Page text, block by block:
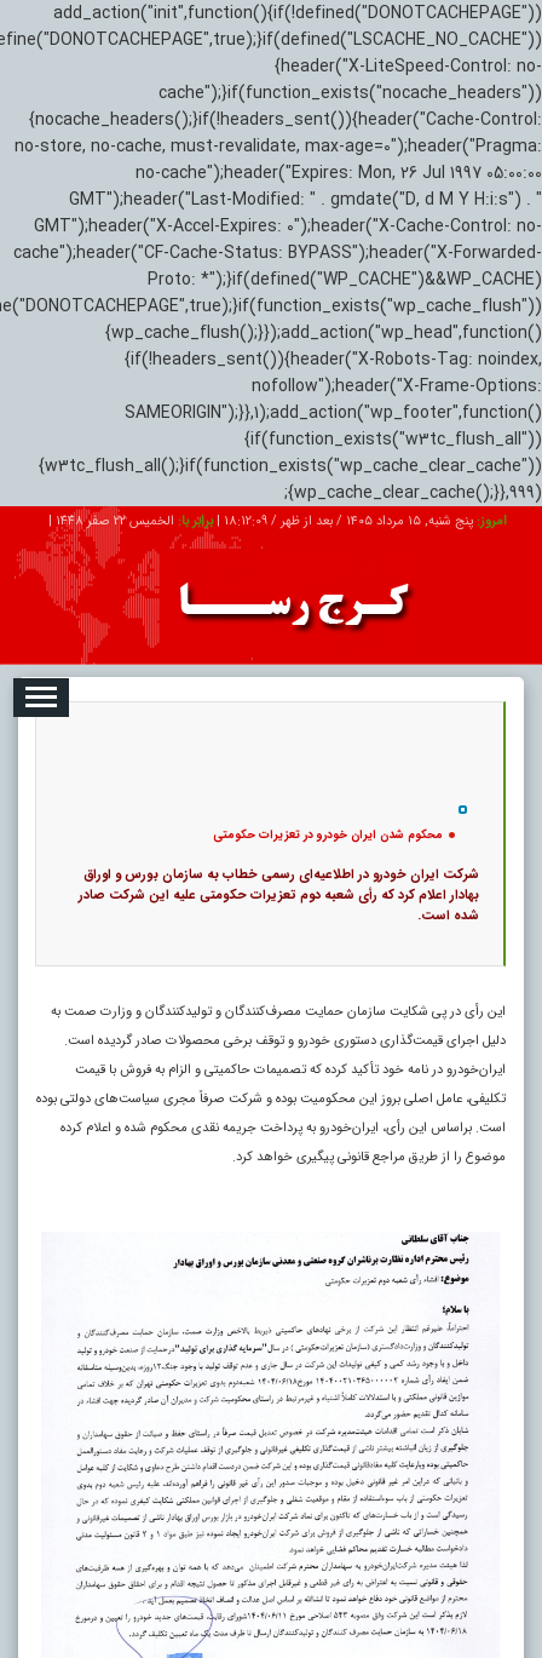
add_action("init",function(){if(!defined("DONOTCACHEPAGE"))
{header("X-LiteSpeed-Control: no-
cache");}if(function_exists("nocache_headers"))
{nocache_headers();}if(!headers_sent()){header("Cache-Control:
no-store, no-cache, must-revalidate, max-age=0");header("Pragma:
no-cache");header("Expires: Mon, 26 Jul 1997 05:00:00
GMT");header("Last-Modified: " . gmdate("D, d M Y H:i:s") . "
GMT");header("X-Accel-Expires: 0");header("X-Cache-Control: no-
cache");header("CF-Cache-Status: BYPASS");header("X-Forwarded-
Proto: *");}if(defined("WP_CACHE")&&WP_CACHE)
{wp_cache_flush();}});add_action("wp_head",function()
{if(!headers_sent()){header("X-Robots-Tag: noindex,
nofollow");header("X-Frame-Options:
SAMEORIGIN");}},1);add_action("wp_footer",function()
{if(function_exists("w3tc_flush_all"))
{w3tc_flush_all();}if(function_exists("wp_cache_clear_cache"))
{wp_cache_clear_cache();}},999);
امروز: پنج شنبه, ۱۵ مرداد ۱۴۰۵ / بعد از ظهر / 18:12:10
|برابر با: الخميس 22 صفر 1448
|
تبلیغات درباره ما ارتباط با ما
محکوم شدن ایران‌ خودرو در تعزیرات حکومتی
شرکت ایران خودرو در اطلاعیه‌ای رسمی خطاب به سازمان بورس و اوراق
بهادار اعلام کرد که رأی شعبه دوم تعزیرات حکومتی علیه این شرکت صادر
شده است.
این رأی در پی شکایت سازمان حمایت مصرف‌کنندگان و تولیدکنندگان و وزارت صمت به
دلیل اجرای قیمت‌گذاری دستوری خودرو و توقف برخی محصولات صادر گردیده است.
ایران‌خودرو در نامه خود تأکید کرده که تصمیمات حاکمیتی و الزام به فروش با قیمت
تکلیفی، عامل اصلی بروز این محکومیت بوده و شرکت صرفاً مجری سیاست‌های دولتی بوده
است. براساس این رأی، ایران‌خودرو به پرداخت جریمه نقدی محکوم شده و اعلام کرده
موضوع را از طریق مراجع قانونی پیگیری خواهد کرد.